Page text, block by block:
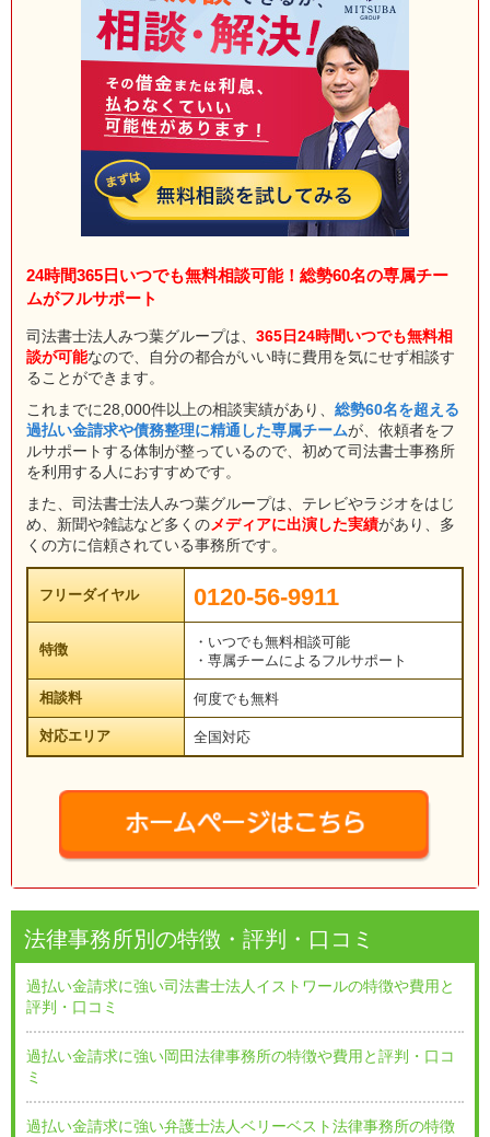
24時間365日いつでも無料相談可能！総勢60名の専属チー
ムがフルサポート
司法書士法人みつ葉グループは、 365日24時間いつでも無料相
談が可能なので、自分の都合がいい時に費用を気にせず相談す
ることができます。
これまでに28,000件以上の相談実績があり、 総勢60名を超える
過払い金請求や債務整理に精通した専属チームが、依頼者をフ
ルサポートする体制が整っているので、初めて司法書士事務所
を利用する人におすすめです。
また、司法書士法人みつ葉グループは、テレビやラジオをはじ
め、新聞や雑誌など多くのメディアに出演した実績があり、多
くの方に信頼されている事務所です。
フリーダイヤル 0120-56-9911
特徴
・いつでも無料相談可能
・専属チームによるフルサポート
相談料 何度でも無料
対応エリア 全国対応
法律事務所別の特徴・評判・口コミ
過払い金請求に強い司法書士法人イストワールの特徴や費用と
評判・口コミ
過払い金請求に強い岡田法律事務所の特徴や費用と評判・口コ
ミ
過払い金請求に強い弁護士法人ベリーベスト法律事務所の特徴